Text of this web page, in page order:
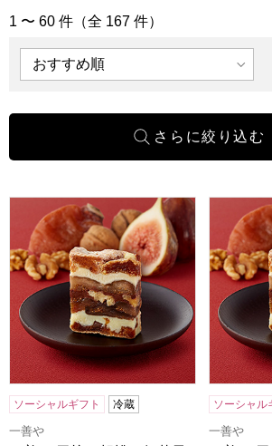
「お菓子・グルメ」の商品一覧
1 〜 60 件（全 167 件）
表示順
一善や 干柿と胡桃と無花果のミルフィ
ソーシャルギフト 冷蔵
一善や
一善や
ソーシャル
一善や